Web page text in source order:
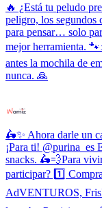
🔥 ¿Está tu peludo
peligro, los segundos
para pensar… solo
mejor herramienta.
antes la mochila de
nunca. 🙏
🛵✨ Ahora darle un
¡Para ti! @purina_es
snacks. 🛵💨Para
participar? 1️⃣
AdVENTUROS,